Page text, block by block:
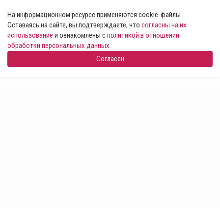
На информационном ресурсе применяются cookie-файлы .
Оставаясь на сайте, вы подтверждаете, что согласны на их
использование и ознакомлены сполитикой в отношении
обработки персональных данных
Согласен